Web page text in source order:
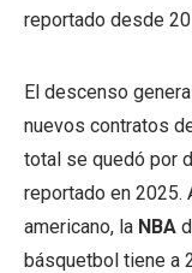
reportado desde
El descenso
nuevos contratos
total se quedó por
reportado en 2025.
americano, la NBA
básquetbol tiene a